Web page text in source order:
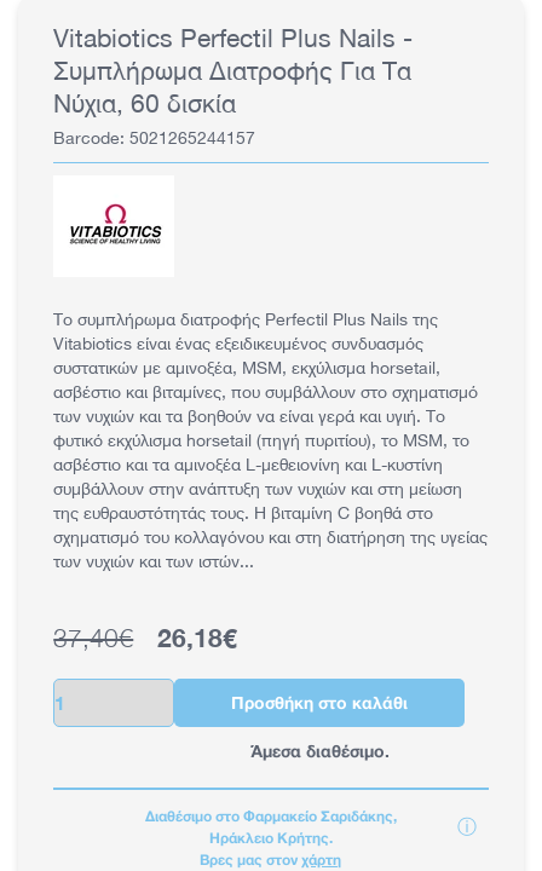
Vitabiotics Perfectil Plus Nails -
Συμπλήρωμα Διατροφής Για Τα
Νύχια, 60 δισκία
Barcode: 5021265244157
Το συμπλήρωμα διατροφής Perfectil Plus Nails της
Vitabiotics είναι ένας εξειδικευμένος συνδυασμός
συστατικών με αμινοξέα, MSM, εκχύλισμα horsetail,
ασβέστιο και βιταμίνες, που συμβάλλουν στο σχηματισμό
των νυχιών και τα βοηθούν να είναι γερά και υγιή. Το
φυτικό εκχύλισμα horsetail (πηγή πυριτίου), το MSM, το
ασβέστιο και τα αμινοξέα L-μεθειονίνη και L-κυστίνη
συμβάλλουν στην ανάπτυξη των νυχιών και στη μείωση
της ευθραυστότητάς τους. Η βιταμίνη C βοηθά στο
σχηματισμό του κολλαγόνου και στη διατήρηση της υγείας
των νυχιών και των ιστών...
Κανονική τιμή
37,40€
Τιμή έκπτωσης
26,18€
Ποσότητα
Προσθήκη στο καλάθι
Άμεσα διαθέσιμο.
Διαθέσιμο στο Φαρμακείο Σαριδάκης,
Ηράκλειο Κρήτης.
Βρες μας στον χάρτη
ⓘ